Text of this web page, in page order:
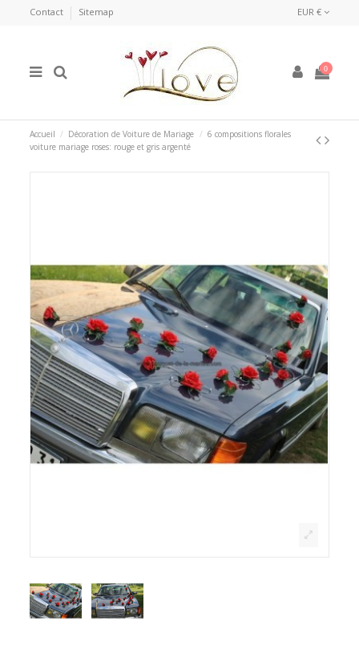
Contact Sitemap EUR €
0
Accueil Décoration de Voiture de Mariage
6 compositions florales
voiture mariage roses: rouge et gris argenté